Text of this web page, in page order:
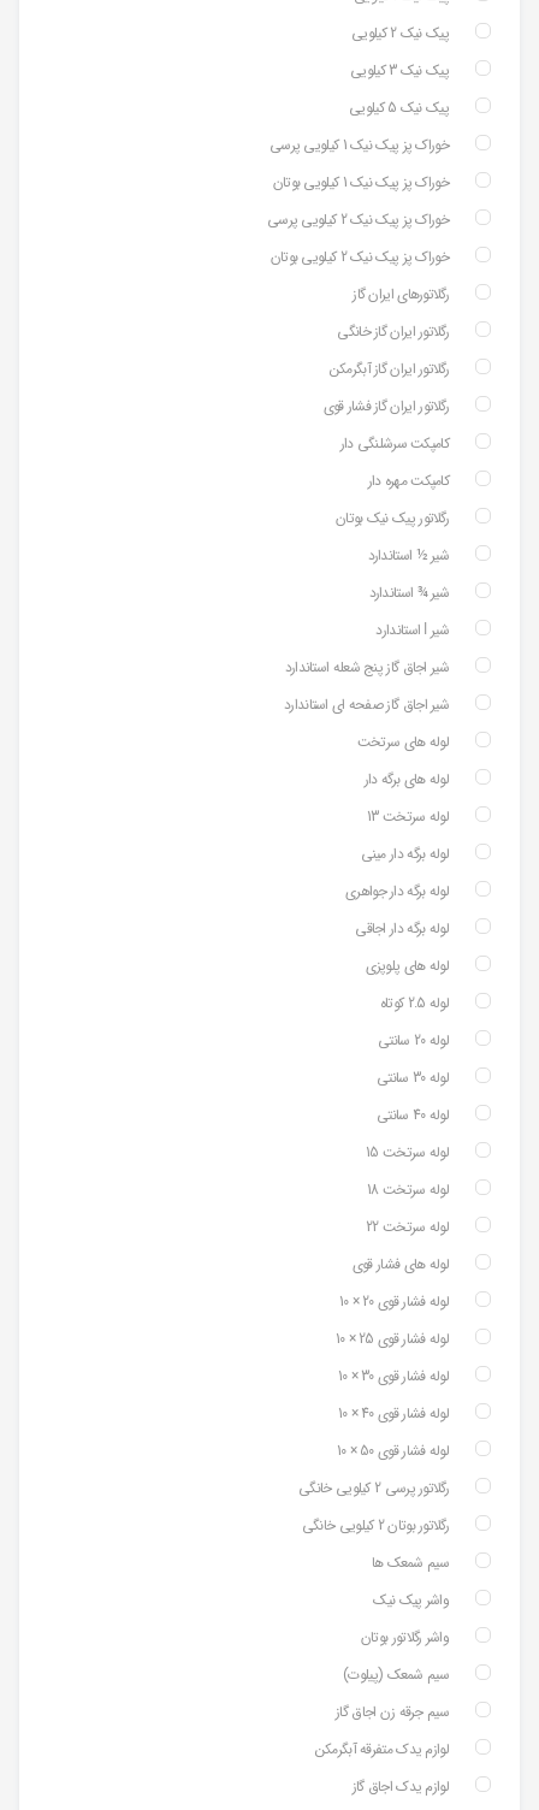
پیک نیک 2 کیلویی
پیک نیک 3 کیلویی
پیک نیک 5 کیلویی
خوراک پز پیک نیک 1 کیلویی پرسی
خوراک پز پیک نیک 1 کیلویی بوتان
خوراک پز پیک نیک 2 کیلویی پرسی
خوراک پز پیک نیک 2 کیلویی بوتان
رگلاتورهای ایران گاز
رگلاتور ایران گاز خانگی
رگلاتور ایران گاز آبگرمکن
رگلاتور ایران گاز فشار قوی
کامپکت سرشلنگی دار
کامپکت مهره دار
رگلاتور پیک نیک بوتان
شیر ½ استاندارد
شیر ¾ استاندارد
شیر ⅼ استاندارد
شیر اجاق گاز پنج شعله استاندارد
شیر اجاق گاز صفحه ای استاندارد
لوله های سرتخت
لوله های برگه دار
لوله سرتخت 13
لوله برگه دار مینی
لوله برگه دار جواهری
لوله برگه دار اجاقی
لوله های پلوپزی
لوله 2.5 کوتاه
لوله 20 سانتی
لوله 30 سانتی
لوله 40 سانتی
لوله سرتخت 15
لوله سرتخت 18
لوله سرتخت 22
لوله های فشار قوی
لوله فشار قوی 20 × 10
لوله فشار قوی 25 × 10
لوله فشار قوی 30 × 10
لوله فشار قوی 40 × 10
لوله فشار قوی 50 × 10
رگلاتور پرسی 2 کیلویی خانگی
رگلاتور بوتان 2 کیلویی خانگی
سیم شمعک ها
واشر پیک نیک
واشر رگلاتور بوتان
سیم شمعک (پیلوت)
سیم جرقه زن اجاق گاز
لوازم یدک متفرقه آبگرمکن
لوازم یدک اجاق گاز